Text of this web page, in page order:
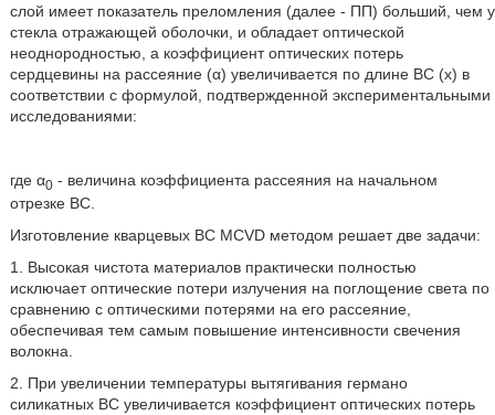
слой имеет показатель преломления (далее - ПП) больший, чем у
стекла отражающей оболочки, и обладает оптической
неоднородностью, а коэффициент оптических потерь
сердцевины на рассеяние (α) увеличивается по длине ВС (х) в
соответствии с формулой, подтвержденной экспериментальными
исследованиями:
где α0- величина коэффициента рассеяния на начальном
отрезке ВС.
Изготовление кварцевых ВС MCVD методом решает две задачи:
1. Высокая чистота материалов практически полностью
исключает оптические потери излучения на поглощение света по
сравнению с оптическими потерями на его рассеяние,
обеспечивая тем самым повышение интенсивности свечения
волокна.
2. При увеличении температуры вытягивания германо
силикатных ВС увеличивается коэффициент оптических потерь